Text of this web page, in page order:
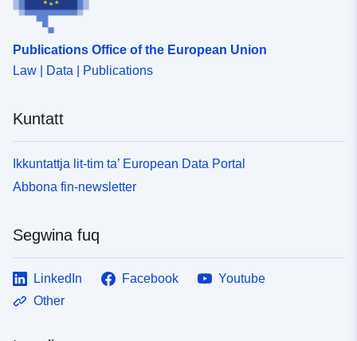
Jikkonforma ma':
uriRef:
Publications Office of the European Union
Law | Data | Publications
Kuntatt
Ikkuntattja lit-tim ta’ European Data Portal
Abbona fin-newsletter
Segwina fuq
LinkedIn Facebook
Youtube
Other